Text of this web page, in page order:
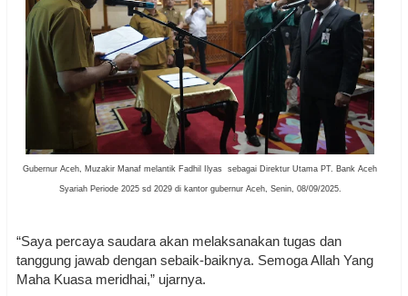
Gubernur Aceh, Muzakir Manaf melantik Fadhil Ilyas sebagai Direktur Utama PT. Bank Aceh
Syariah Periode 2025 sd 2029 di kantor gubernur Aceh, Senin, 08/09/2025.
“Saya percaya saudara akan melaksanakan tugas dan
tanggung jawab dengan sebaik-baiknya. Semoga Allah Yang
Maha Kuasa meridhai,” ujarnya.